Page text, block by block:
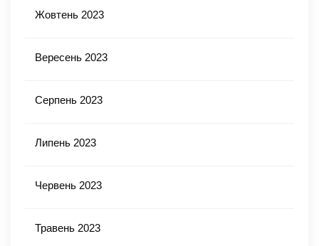
Жовтень 2023
Вересень 2023
Серпень 2023
Липень 2023
Червень 2023
Травень 2023